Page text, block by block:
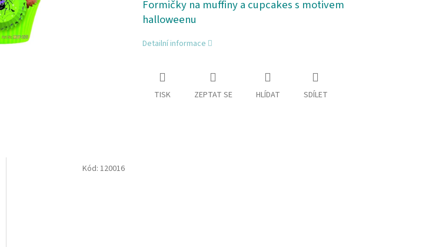
Formičky na muffiny a cupcakes s motivem
halloweenu
Detailní informace
TISK ZEPTAT SE HLÍDAT SDÍLET
Kód: 120016